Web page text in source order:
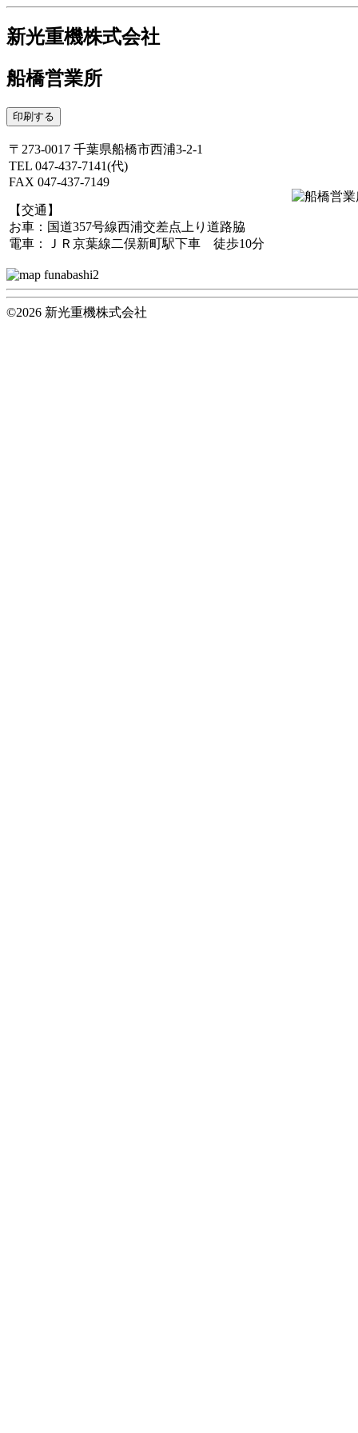
新光重機株式会社
船橋営業所
印刷する
〒273-0017 千葉県船橋市西浦3-2-1
TEL 047-437-7141(代)
FAX 047-437-7149
【交通】
お車：国道357号線西浦交差点上り道路脇
電車：ＪＲ京葉線二俣新町駅下車 徒歩10分
©2026 新光重機株式会社